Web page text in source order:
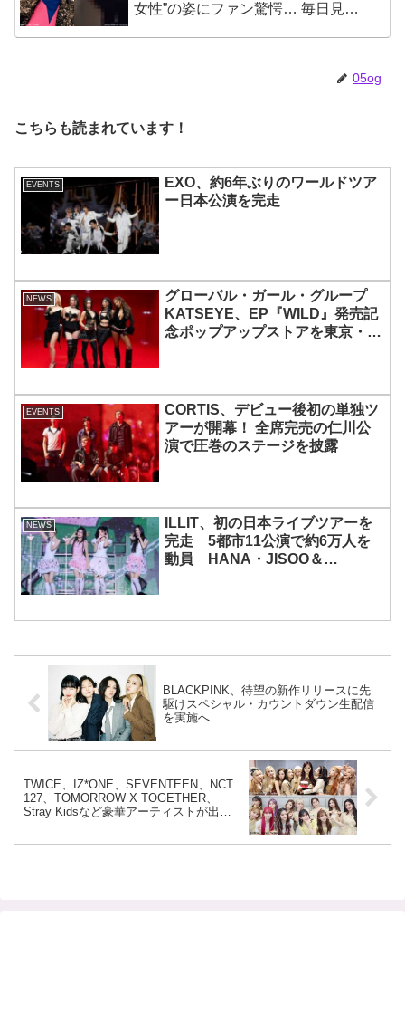
女性”の姿にファン驚愕… 毎日見る
05og
こちらも読まれています！
EVENTS
EXO、約6年ぶりのワールドツア
ー日本公演を完走
NEWS
グローバル・ガール・グループ
KATSEYE、EP『WILD』発売記
念ポップアップストアを東京・原
EVENTS
CORTIS、デビュー後初の単独ツ
アーが開幕！ 全席完売の仁川公
演で圧巻のステージを披露
NEWS
ILLIT、初の日本ライブツアーを
完走 5都市11公演で約6万人を
動員 HANA・JISOO＆
BLACKPINK、待望の新作リリースに先
駆けスペシャル・カウントダウン生配信
を実施へ
TWICE、IZ*ONE、SEVENTEEN、NCT
127、TOMORROW X TOGETHER、
Stray Kidsなど豪華アーティストが出